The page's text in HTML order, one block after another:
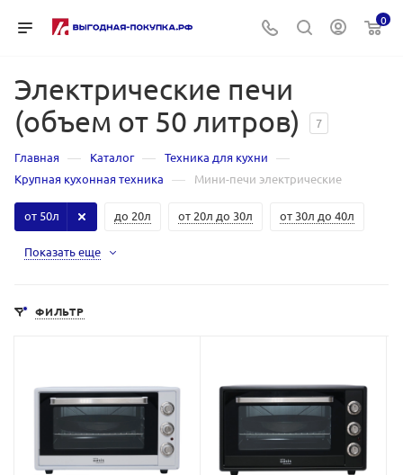
0
Электрические печи
(объем от 50 литров)
7
Главная — Каталог — Техника для кухни —
Крупная кухонная техника — Мини-печи электрические
до 20л от 20л до 30л от 30л до 40л
от 50л
Показать еще
ФИЛЬТР